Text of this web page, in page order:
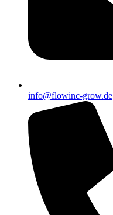
info@flowinc-grow.de